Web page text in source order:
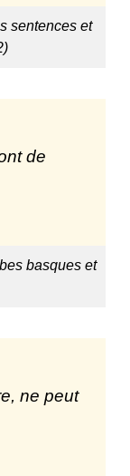
sentences et
de
basques et
ne peut